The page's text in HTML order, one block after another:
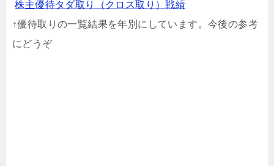
株主優待タダ取り（クロス取り）戦績
↑優待取りの一覧結果を年別にしています。今後の参考
にどうぞ